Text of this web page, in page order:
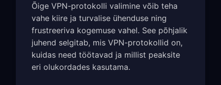
Õige VPN-protokolli valimine võib teha
vahe kiire ja turvalise ühenduse ning
frustreeriva kogemuse vahel. See põhjalik
juhend selgitab, mis VPN-protokollid on,
kuidas need töötavad ja millist peaksite
eri olukordades kasutama.